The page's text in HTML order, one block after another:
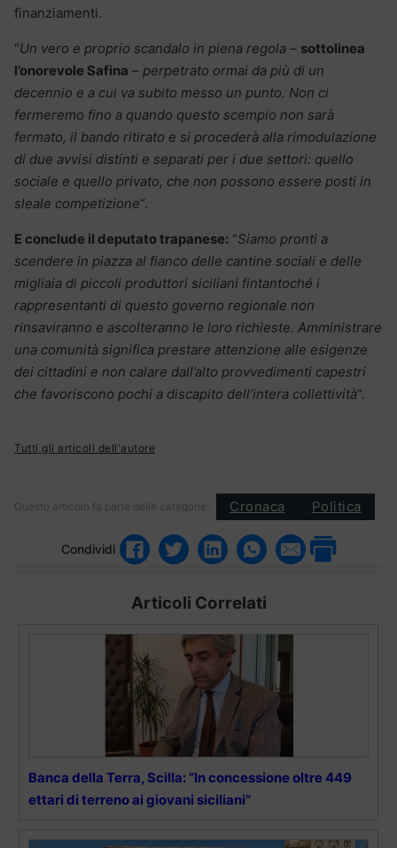
finanziamenti.
“Un vero e proprio scandalo in piena regola – sottolinea
l’onorevole Safina – perpetrato ormai da più di un
decennio e a cui va subito messo un punto. Non ci
fermeremo fino a quando questo scempio non sarà
fermato, il bando ritirato e si procederà alla rimodulazione
di due avvisi distinti e separati per i due settori: quello
sociale e quello privato, che non possono essere posti in
sleale competizione“.
E conclude il deputato trapanese: “Siamo pronti a
scendere in piazza al fianco delle cantine sociali e delle
migliaia di piccoli produttori siciliani fintantoché i
rappresentanti di questo governo regionale non
rinsaviranno e ascolteranno le loro richieste. Amministrare
una comunità significa prestare attenzione alle esigenze
dei cittadini e non calare dall’alto provvedimenti capestri
che favoriscono pochi a discapito dell’intera collettività“.
Tutti gli articoli dell'autore
Questo articolo fa parte delle categorie: Cronaca Politica
Condividi
Articoli Correlati
Banca della Terra, Scilla: “In concessione oltre 449
ettari di terreno ai giovani siciliani”